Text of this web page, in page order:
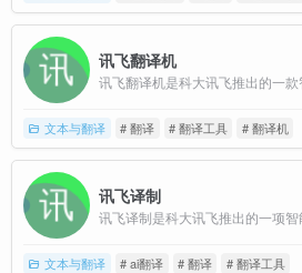
讯飞翻译机
文本与翻译 # 翻译 # 翻译工具 # 翻译机
讯飞译制
文本与翻译 # ai翻译 # 翻译 # 翻译工具